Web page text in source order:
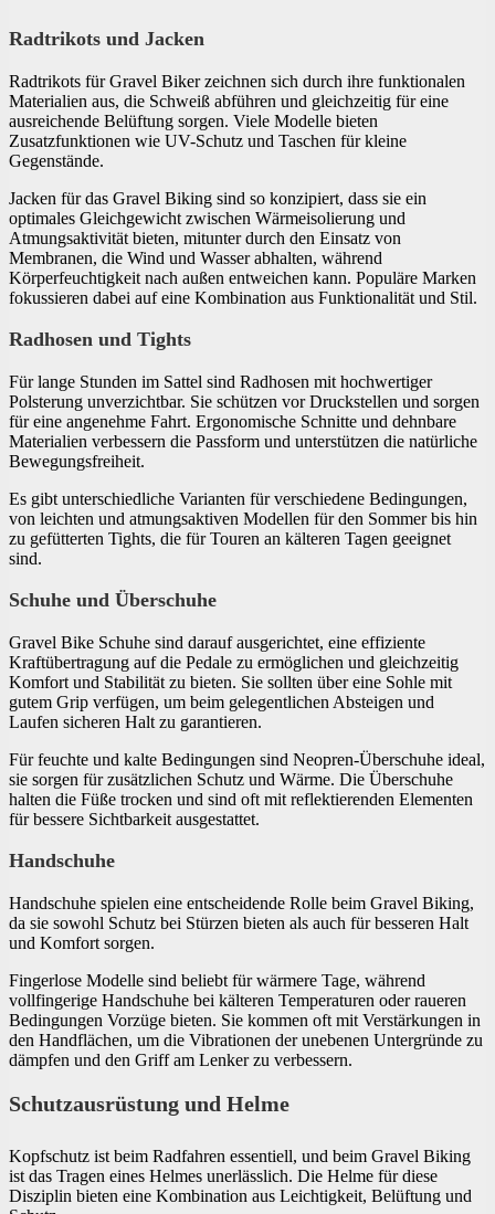
Radtrikots und Jacken
Radtrikots für Gravel Biker zeichnen sich durch ihre funktionalen
Materialien aus, die Schweiß abführen und gleichzeitig für eine
ausreichende Belüftung sorgen. Viele Modelle bieten
Zusatzfunktionen wie UV-Schutz und Taschen für kleine
Gegenstände.
Jacken für das Gravel Biking sind so konzipiert, dass sie ein
optimales Gleichgewicht zwischen Wärmeisolierung und
Atmungsaktivität bieten, mitunter durch den Einsatz von
Membranen, die Wind und Wasser abhalten, während
Körperfeuchtigkeit nach außen entweichen kann. Populäre Marken
fokussieren dabei auf eine Kombination aus Funktionalität und Stil.
Radhosen und Tights
Für lange Stunden im Sattel sind Radhosen mit hochwertiger
Polsterung unverzichtbar. Sie schützen vor Druckstellen und sorgen
für eine angenehme Fahrt. Ergonomische Schnitte und dehnbare
Materialien verbessern die Passform und unterstützen die natürliche
Bewegungsfreiheit.
Es gibt unterschiedliche Varianten für verschiedene Bedingungen,
von leichten und atmungsaktiven Modellen für den Sommer bis hin
zu gefütterten Tights, die für Touren an kälteren Tagen geeignet
sind.
Schuhe und Überschuhe
Gravel Bike Schuhe sind darauf ausgerichtet, eine effiziente
Kraftübertragung auf die Pedale zu ermöglichen und gleichzeitig
Komfort und Stabilität zu bieten. Sie sollten über eine Sohle mit
gutem Grip verfügen, um beim gelegentlichen Absteigen und
Laufen sicheren Halt zu garantieren.
Für feuchte und kalte Bedingungen sind Neopren-Überschuhe ideal,
sie sorgen für zusätzlichen Schutz und Wärme. Die Überschuhe
halten die Füße trocken und sind oft mit reflektierenden Elementen
für bessere Sichtbarkeit ausgestattet.
Handschuhe
Handschuhe spielen eine entscheidende Rolle beim Gravel Biking,
da sie sowohl Schutz bei Stürzen bieten als auch für besseren Halt
und Komfort sorgen.
Fingerlose Modelle sind beliebt für wärmere Tage, während
vollfingerige Handschuhe bei kälteren Temperaturen oder raueren
Bedingungen Vorzüge bieten. Sie kommen oft mit Verstärkungen in
den Handflächen, um die Vibrationen der unebenen Untergründe zu
dämpfen und den Griff am Lenker zu verbessern.
Schutzausrüstung und Helme
Kopfschutz ist beim Radfahren essentiell, und beim Gravel Biking
ist das Tragen eines Helmes unerlässlich. Die Helme für diese
Disziplin bieten eine Kombination aus Leichtigkeit, Belüftung und